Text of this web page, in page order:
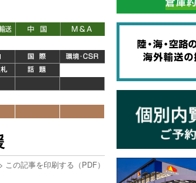
この記事を印刷する（PDF）